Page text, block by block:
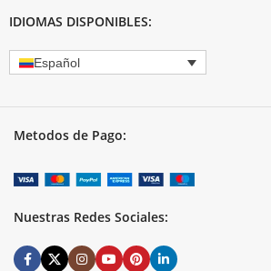
IDIOMAS DISPONIBLES:
Español
Metodos de Pago:
Nuestras Redes Sociales: